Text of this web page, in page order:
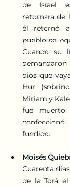
de Israel
retornara de
él retornó
pueblo se
Cuando su
demandaron
dios que
Hur
Miriam y
fue muerto
fundido.
Moisés
Cuarenta
de la Torá